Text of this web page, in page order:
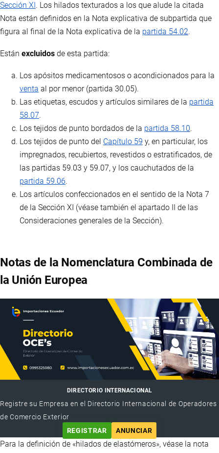
Sección XI . Los hilados texturados a los que alude la citada
Nota están definidos en la Nota explicativa de subpartida que
figura al final de la Nota explicativa de la partida 54.02.
Están excluidos de esta partida:
Los apósitos medicamentosos o acondicionados para la
venta al por menor (partida 30.05).
Las etiquetas, escudos y artículos similares de la partida
58.07.
Los tejidos de punto bordados de la partida 58.10.
Los tejidos de punto del Capítulo 59 y, en particular, los
impregnados, recubiertos, revestidos o estratificados, de
las partidas 59.03 y 59.07, y los cauchutados de la
partida 59.06.
Los artículos confeccionados en el sentido de la Nota 7
de la Sección XI (véase también el apartado II de las
Consideraciones generales de la Sección).
Notas de la Nomenclatura Combinada de
la Unión Europea
DIRECTORIO INTERNACIONAL
Registre su Empresa en el Directorio Internacional de Operadores
de Comercio Exterior
REGISTRAR
ANUNCIAR
Para la definición de «hilados de elastómeros», véase la nota